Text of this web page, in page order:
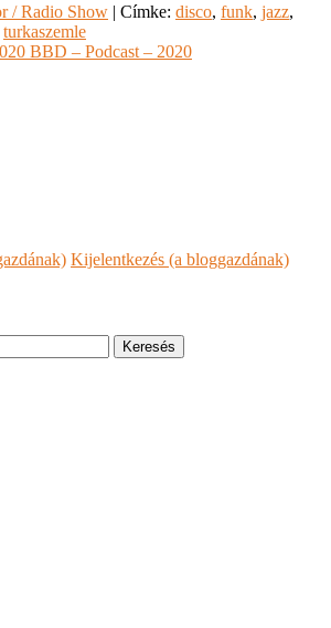
/ Radio Show | Címke: disco, funk, jazz,
turkaszemle
BBD – Podcast – 2020
Kijelentkezés (a bloggazdának)